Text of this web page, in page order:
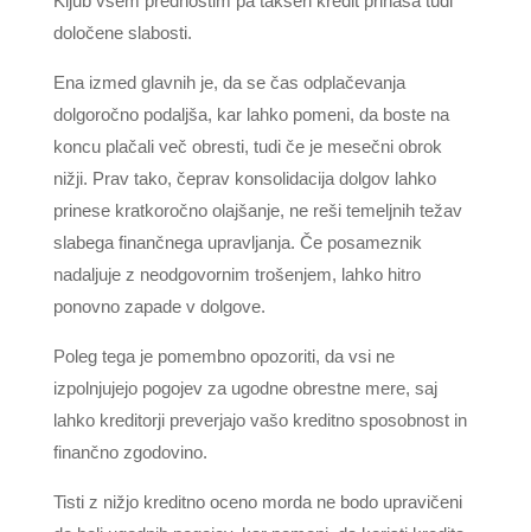
določene slabosti.
Ena izmed glavnih je, da se čas odplačevanja
dolgoročno podaljša, kar lahko pomeni, da boste na
koncu plačali več obresti, tudi če je mesečni obrok
nižji. Prav tako, čeprav konsolidacija dolgov lahko
prinese kratkoročno olajšanje, ne reši temeljnih težav
slabega finančnega upravljanja. Če posameznik
nadaljuje z neodgovornim trošenjem, lahko hitro
ponovno zapade v dolgove.
Poleg tega je pomembno opozoriti, da vsi ne
izpolnjujejo pogojev za ugodne obrestne mere, saj
lahko kreditorji preverjajo vašo kreditno sposobnost in
finančno zgodovino.
Tisti z nižjo kreditno oceno morda ne bodo upravičeni